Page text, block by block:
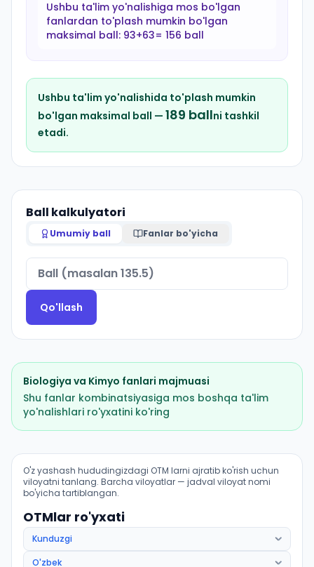
Ushbu ta'lim yo'nalishiga mos bo'lgan
fanlardan to'plash mumkin bo'lgan
maksimal ball: 93+63= 156 ball
Ushbu ta'lim yo'nalishida to'plash mumkin
bo'lgan maksimal ball — 189 ballni tashkil
etadi.
Ball kalkulyatori
Umumiy ball Fanlar bo'yicha
Qo'llash
Biologiya va Kimyo fanlari majmuasi
Shu fanlar kombinatsiyasiga mos boshqa ta'lim
yo'nalishlari ro'yxatini ko'ring
Pediatriya ishi (Andijon tumani): OTM lar bo'yicha
O'z yashash hududingizdagi OTM larni ajratib ko'rish uchun
viloyatni tanlang. Barcha viloyatlar — jadval viloyat nomi
bo'yicha tartiblangan.
OTMlar ro'yxati